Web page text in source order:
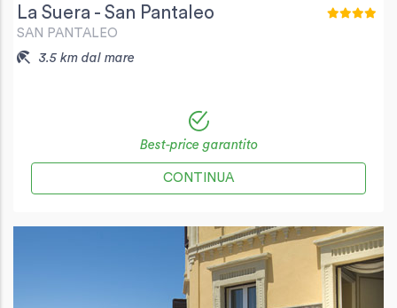
La Suera - San Pantaleo
SAN PANTALEO
3.5 km dal mare
Best-price garantito
CONTINUA